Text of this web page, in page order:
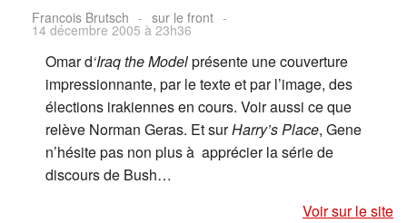
Francois Brutsch - sur le front -
14 décembre 2005 à 23h36
Omar d‘Iraq the Modelprésente une couverture
impressionnante, par le texte et par l’image, des
élections irakiennes en cours. Voir aussi ce que
relève Norman Geras. Et surHarry’s Place, Gene
n’hésite pas non plus à apprécier la série de
discours de Bush…
Voir sur le site